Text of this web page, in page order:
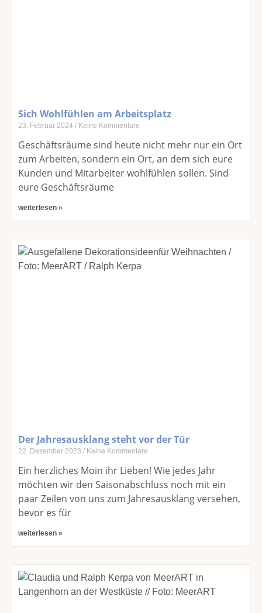
Sich Wohlfühlen am Arbeitsplatz
23. Februar 2024 Keine Kommentare
Geschäftsräume sind heute nicht mehr nur ein Ort
zum Arbeiten, sondern ein Ort, an dem sich eure
Kunden und Mitarbeiter wohlfühlen sollen. Sind
eure Geschäftsräume
weiterlesen »
Der Jahresausklang steht vor der Tür
22. Dezember 2023 Keine Kommentare
Ein herzliches Moin ihr Lieben! Wie jedes Jahr
möchten wir den Saisonabschluss noch mit ein
paar Zeilen von uns zum Jahresausklang versehen,
bevor es für
weiterlesen »